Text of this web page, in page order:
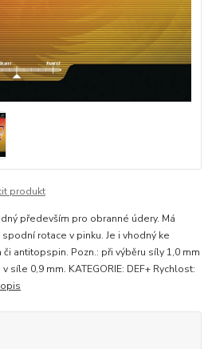
produkt
především pro obranné údery. Má
rotace v pinku. Je i vhodný ke
antitopspin. Pozn.: při výběru síly 1,0 mm
0,9 mm. KATEGORIE: DEF+ Rychlost: